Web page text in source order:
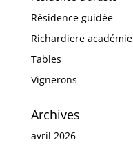
Résidence guidée
Richardiere académie
Tables
Vignerons
Archives
avril 2026